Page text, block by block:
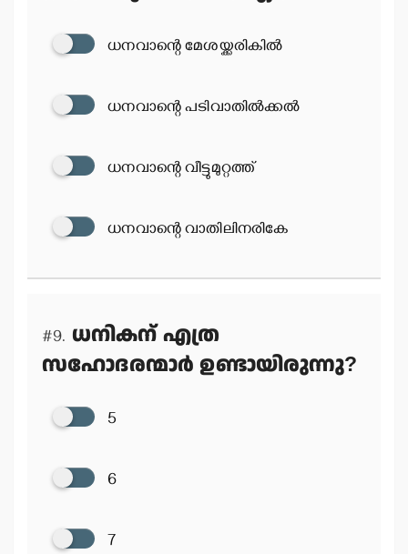
ധനവാന്റെ മേശയ്ക്കരികില്‍
ധനവാന്റെ പടിവാതില്‍ക്കല്‍
ധനവാന്റെ വീട്ടുമുറ്റത്ത്
ധനവാന്റെ വാതിലിനരികേ
#9. ധനികന് എത്ര
സഹോദരന്മാര്‍ ഉണ്ടായിരുന്നു?
5
6
7